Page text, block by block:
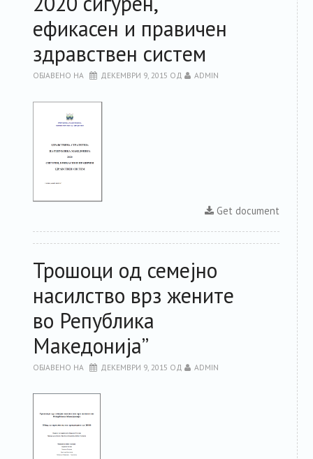
ефикасен и правичен
здравствен систем
ОБЈАВЕНО НА ДЕКЕМВРИ 9, 2015 ОД ADMIN
Get document
Трошоци од семејно
насилство врз жените
во Република
Македонија”
ОБЈАВЕНО НА ДЕКЕМВРИ 9, 2015 ОД ADMIN